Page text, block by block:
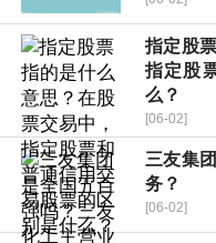
指定股
指定股
么？
[06-02]
三友集
务？
[06-02]